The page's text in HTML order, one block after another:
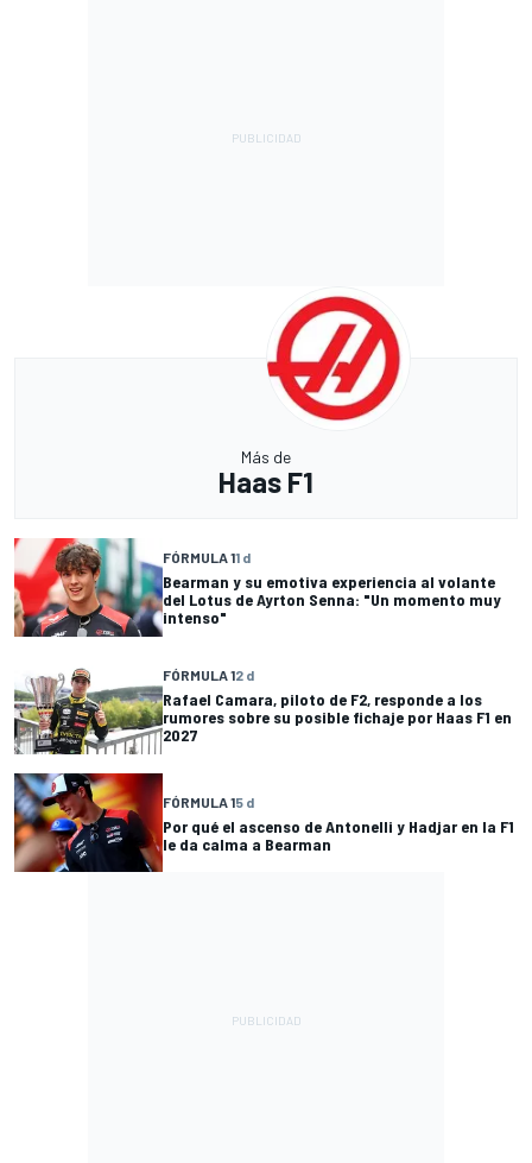
Más de
Haas F1
FÓRMULA 11 d
Bearman y su emotiva experiencia al volante
del Lotus de Ayrton Senna: "Un momento muy
intenso"
FÓRMULA 12 d
Rafael Camara, piloto de F2, responde a los
rumores sobre su posible fichaje por Haas F1 en
2027
FÓRMULA 15 d
Por qué el ascenso de Antonelli y Hadjar en la F1
le da calma a Bearman